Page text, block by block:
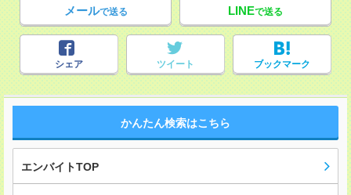
メールで送る LINEで送る
シェア ツイート ブックマーク
かんたん検索はこちら
エンバイトTOP